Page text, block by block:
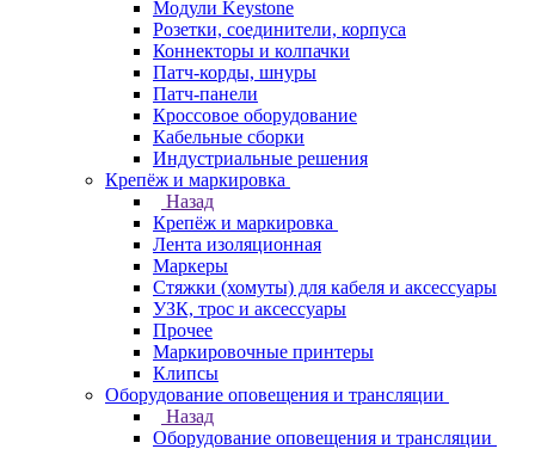
Модули Keystone
Розетки, соединители, корпуса
Коннекторы и колпачки
Патч-корды, шнуры
Патч-панели
Кроссовое оборудование
Кабельные сборки
Индустриальные решения
Крепёж и маркировка
Назад
Крепёж и маркировка
Лента изоляционная
Маркеры
Стяжки (хомуты) для кабеля и аксессуары
УЗК, трос и аксессуары
Прочее
Маркировочные принтеры
Клипсы
Оборудование оповещения и трансляции
Назад
Оборудование оповещения и трансляции